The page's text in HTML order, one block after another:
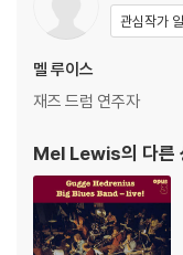
관심작가
멜 루이스
재즈 드럼 연주자
Mel Lewis의 다른